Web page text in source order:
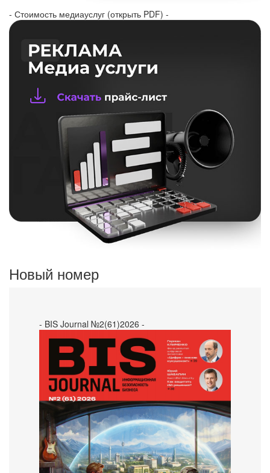
- Стоимость медиауслуг (открыть PDF) -
Новый номер
- BIS Journal №2(61)2026 -